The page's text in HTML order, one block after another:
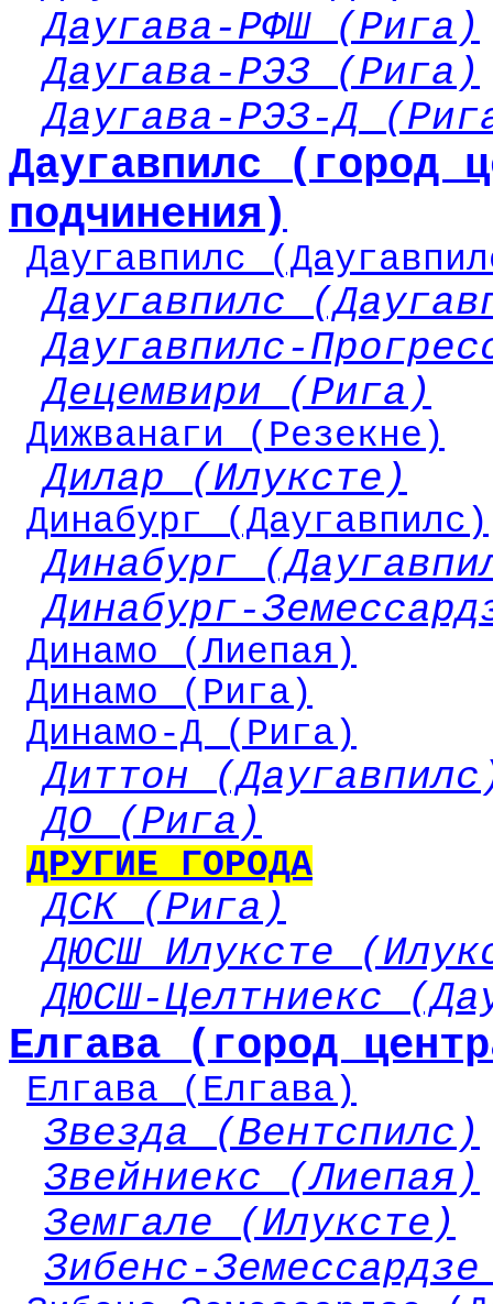
Даугава-РФШ (Рига)
Даугава-РЭЗ (Рига)
Даугава-РЭЗ-Д
Даугавпилс (город
подчинения)
Даугавпилс
Даугавпилс
Даугавпилс-
Децемвири (Рига)
Дижванаги (Резекне)
Дилар (Илуксте)
Динабург (Даугавпилс)
Динабург
Динабург-
Динамо (Лиепая)
Динамо (Рига)
Динамо-Д (Рига)
Диттон
ДО (Рига)
ДРУГИЕ ГОРОДА
ДСК (Рига)
ДЮСШ Илуксте
ДЮСШ-Целтниекс
Елгава (город
Елгава (Елгава)
Звезда (Вентспилс)
Звейниекс (Лиепая)
Земгале (Илуксте)
Зибенс-